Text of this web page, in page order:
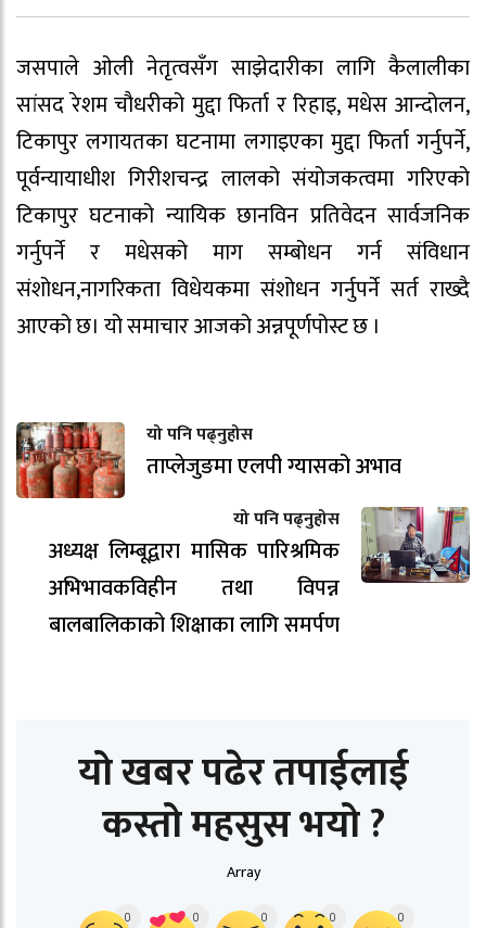
जसपाले ओली नेतृत्वसँग साझेदारीका लागि कैलालीका
सांसद रेशम चौधरीको मुद्दा फिर्ता र रिहाइ, मधेस आन्दोलन,
टिकापुर लगायतका घटनामा लगाइएका मुद्दा फिर्ता गर्नुपर्ने,
पूर्वन्यायाधीश गिरीशचन्द्र लालको संयोजकत्वमा गरिएको
टिकापुर घटनाको न्यायिक छानविन प्रतिवेदन सार्वजनिक
गर्नुपर्ने र मधेसको माग सम्बोधन गर्न संविधान
संशोधन,नागरिकता विधेयकमा संशोधन गर्नुपर्ने सर्त राख्दै
आएको छ। यो समाचार आजको अन्नपूर्णपोस्ट छ ।
यो पनि पढ्नुहोस
ताप्लेजुङमा एलपी ग्यासको अभाव
यो पनि पढ्नुहोस
अध्यक्ष लिम्बूद्वारा मासिक पारिश्रमिक
अभिभावकविहीन तथा विपन्न
बालबालिकाको शिक्षाका लागि समर्पण
यो खबर पढेर तपाईलाई
कस्तो महसुस भयो ?
Array
0 0 0 0 0